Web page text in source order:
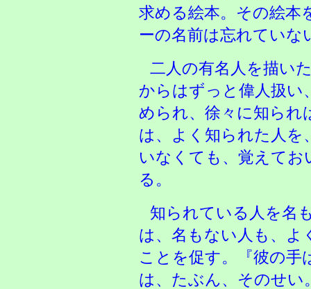
求める絵本。その絵本
ーの名前は忘れていな
二人の有名人を描い
からはずっと偉人扱い
められ、徐々に知られ
は、よく知られた人を
いなくても、覚えて
る。
知られている人を名
は、名もない人も、よ
ことを促す。『彼の手
は、たぶん、そのせい